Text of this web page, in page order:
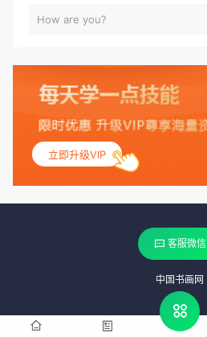
How are you?
立即升级VIP
客服微信
中国书画网